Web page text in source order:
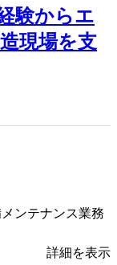
験からエ
現場を支
ンテナンス業務
詳細を表示